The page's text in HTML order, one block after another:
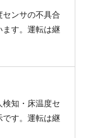
ンサの不具合
ます。運転は継
知・床温度セ
です。運転は継
依頼